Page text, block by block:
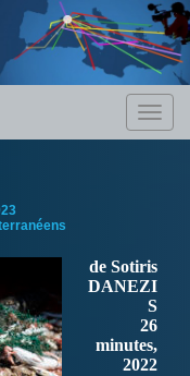
de Sotiris
DANEZI
S
26
minutes,
2022